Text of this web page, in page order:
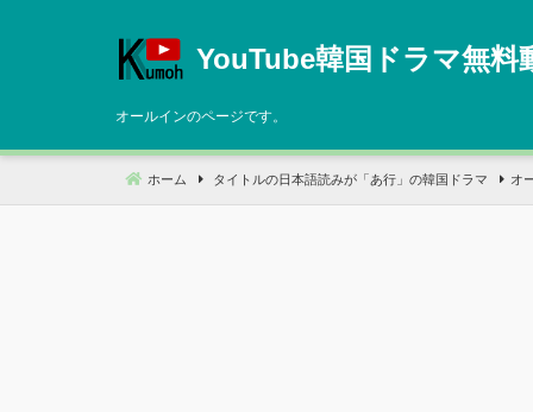
へ
動
YouTube韓国ドラマ無料
オールインのページです。
ホーム タイトルの日本語読みが「あ行」の韓国ドラマ オ